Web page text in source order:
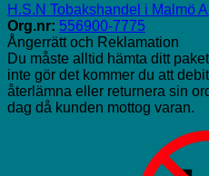
H.S.N Tobakshandel i Malmö
Org.nr: 556900-7775
Ångerrätt och Reklamation
Du måste alltid hämta ditt
inte gör det kommer du att
återlämna eller returnera sin
dag då kunden mottog varan.